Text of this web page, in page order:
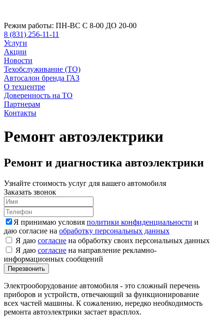
Режим работы: ПН-ВС С 8-00 ДО 20-00
8 (831) 256-11-11
Услуги
Акции
Новости
Техобслуживание (ТО)
Автосалон бренда ГАЗ
О техцентре
Доверенность на ТО
Партнерам
Контакты
Ремонт автоэлектрики
Ремонт и диагностика автоэлектрики
Узнайте стоимость услуг для вашего автомобиля
Заказать звонок
Я принимаю условия политики конфиденциальности и
даю согласие на обработку персональных данных
Я даю согласие на обработку своих персональных данных
Я даю согласие на направление рекламно-
информационных сообщений
Электрооборудование автомобиля - это сложный перечень
приборов и устройств, отвечающий за функционирование
всех частей машины. К сожалению, нередко необходимость
ремонта автоэлектрики застает врасплох.